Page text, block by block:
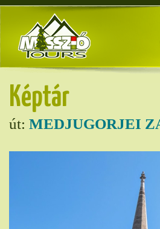
Képtár
út: MEDJUGORJEI